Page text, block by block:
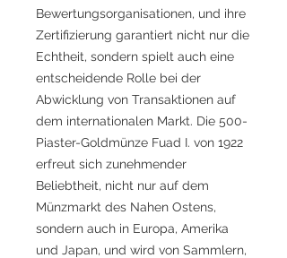
Bewertungsorganisationen, und ihre
Zertifizierung garantiert nicht nur die
Echtheit, sondern spielt auch eine
entscheidende Rolle bei der
Abwicklung von Transaktionen auf
dem internationalen Markt. Die 500-
Piaster-Goldmünze Fuad I. von 1922
erfreut sich zunehmender
Beliebtheit, nicht nur auf dem
Münzmarkt des Nahen Ostens,
sondern auch in Europa, Amerika
und Japan, und wird von Sammlern,